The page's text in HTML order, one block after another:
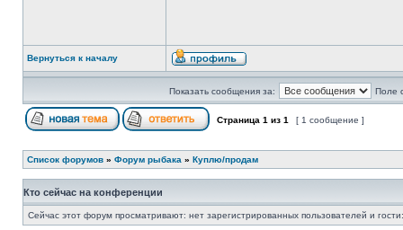
Вернуться к началу
Показать сообщения за: Поле
Страница 1 из 1 [ 1 сообщение ]
Список форумов » Форум рыбака » Куплю/продам
Кто сейчас на конференции
Сейчас этот форум просматривают: нет зарегистрированных пользователей и